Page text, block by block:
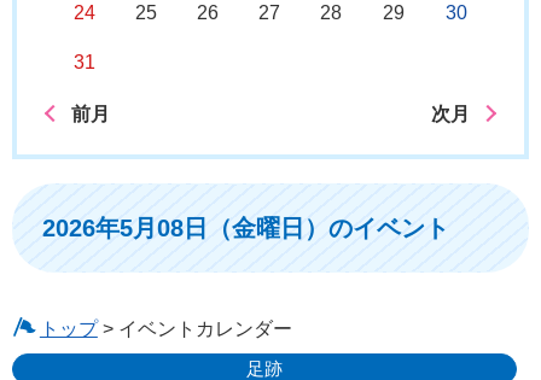
24 25 26 27 28 29 30
31
前月 次月
2026年5月08日（金曜日）のイベント
トップ> イベントカレンダー
足跡